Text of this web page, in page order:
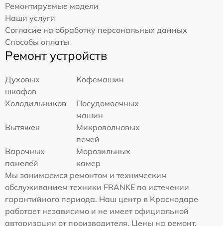
Ремонтируемые модели
Наши услуги
Согласие на обработку персональных данных
Способы оплаты
Ремонт устройств
Духовых
шкафов
Кофемашин
Холодильников
Посудомоечных
машин
Вытяжек
Микроволновых
печей
Варочных
панелей
Морозильных
камер
Мы занимаемся ремонтом и техническим
обслуживанием техники FRANKE по истечении
гарантийного периода. Наш центр в Краснодаре
работает независимо и не имеет официальной
авторизации от производителя. Цены на ремонт,